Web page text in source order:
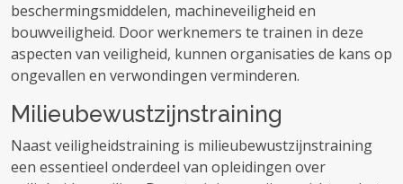
beschermingsmiddelen, machineveiligheid en
bouwveiligheid. Door werknemers te trainen in deze
aspecten van veiligheid, kunnen organisaties de kans op
ongevallen en verwondingen verminderen.
Milieubewustzijnstraining
Naast veiligheidstraining is milieubewustzijnstraining
een essentieel onderdeel van opleidingen over